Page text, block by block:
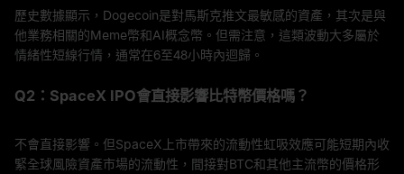
歷史數據顯示，Dogecoin是對馬斯克推文最敏感的資產，其次是與
他業務相關的Meme幣和AI概念幣。但需注意，這類波動大多屬於
情緒性短線行情，通常在6至48小時內迴歸。
Q2：SpaceX IPO會直接影響比特幣價格嗎？
不會直接影響。但SpaceX上市帶來的流動性虹吸效應可能短期內收
緊全球風險資產市場的流動性，間接對BTC和其他主流幣的價格形